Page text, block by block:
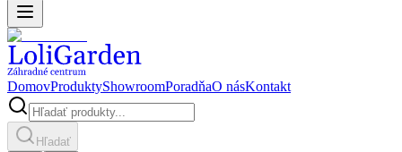
DomovProduktyShowroomPoradňaO násKontakt
Hľadať